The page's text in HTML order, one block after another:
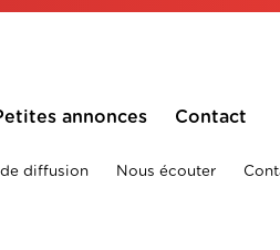
annonces Contact
diffusion Nous écouter